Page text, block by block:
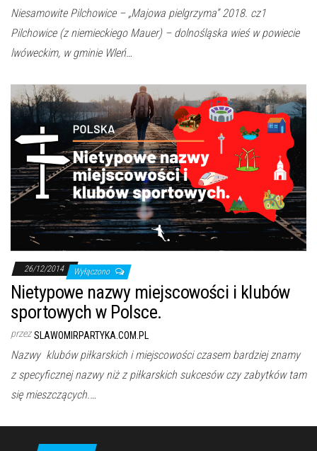
Niesamowite Pilchowice – „Majowa pielgrzyma” 2018. cz1
Pilchowice (z niemieckiego Mauer) – dolnośląska wieś w powiecie
lwóweckim, w gminie Wleń…
26/12/2014 Wyłączono
Nietypowe nazwy miejscowości i klubów
sportowych w Polsce.
przez SLAWOMIRPARTYKA.COM.PL
Nazwy klubów piłkarskich i miejscowości czasem bardziej znamy
z specyficznej nazwy niż z piłkarskich sukcesów czy zabytków tam
się mieszczących.…